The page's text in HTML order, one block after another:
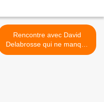
Rencontre avec David
Delabrosse qui ne manque
pas d’actualités ! >